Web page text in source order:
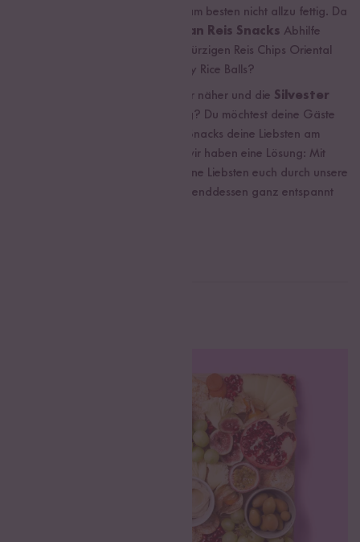
landet. Hauptsache lecker und am besten nicht allzu fettig. Da
große Auswahl an Reis Snacks Abhilfe
schaffen. Wie wär‘s mit lecker würzigen Reis Chips Oriental
Mix? Oder schokoladigen Crispy Rice Balls?
Das Ende des Jahres rückt immer näher und die Silvester
steigt in deiner Wohnung? Du möchtest deine Gäste
verwöhnen, weißt nicht welche Snacks deine Liebsten am
meisten mögen? Keine Panik – wir haben eine Lösung: Mit
unseren Sets können du und deine Liebsten euch durch unsere
Snackwelt testen und euch währenddessen ganz entspannt